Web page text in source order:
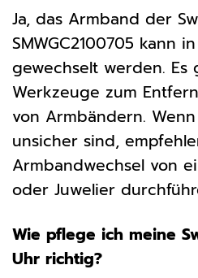
Ja, das Armband der
SMWGC2100705 kann
gewechselt werden. Es
Werkzeuge zum
von Armbändern.
unsicher sind,
Armbandwechsel von
oder Juwelier
Wie pflege ich meine
Uhr richtig?